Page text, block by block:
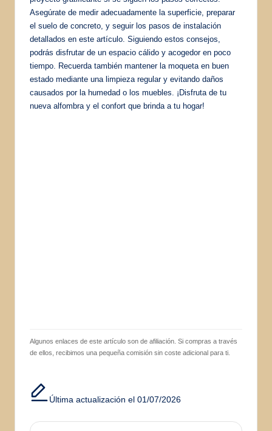
Asegúrate de medir adecuadamente la superficie, preparar
el suelo de concreto, y seguir los pasos de instalación
detallados en este artículo. Siguiendo estos consejos,
podrás disfrutar de un espacio cálido y acogedor en poco
tiempo. Recuerda también mantener la moqueta en buen
estado mediante una limpieza regular y evitando daños
causados por la humedad o los muebles. ¡Disfruta de tu
nueva alfombra y el confort que brinda a tu hogar!
Algunos enlaces de este artículo son de afiliación. Si compras a través
de ellos, recibimos una pequeña comisión sin coste adicional para ti.
Última actualización el 01/07/2026